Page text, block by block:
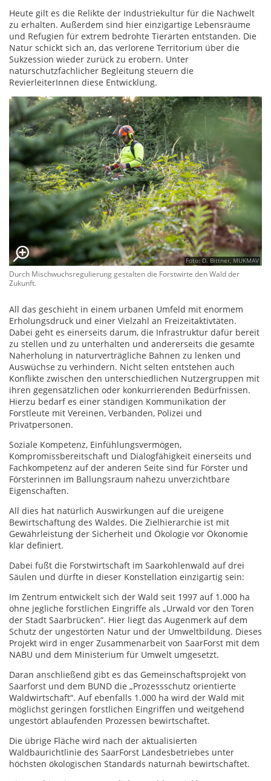
Heute gilt es die Relikte der Industriekultur für die Nachwelt
zu erhalten. Außerdem sind hier einzigartige Lebensräume
und Refugien für extrem bedrohte Tierarten entstanden. Die
Natur schickt sich an, das verlorene Territorium über die
Sukzession wieder zurück zu erobern. Unter
naturschutzfachlicher Begleitung steuern die
RevierleiterInnen diese Entwicklung.
Foto: D. Bittner, MUKMAV
Durch Mischwuchsregulierung gestalten die Forstwirte den Wald der
Zukunft.
All das geschieht in einem urbanen Umfeld mit enormem
Erholungsdruck und einer Vielzahl an Freizeitaktivtäten.
Dabei geht es einerseits darum, die Infrastruktur dafür bereit
zu stellen und zu unterhalten und andererseits die gesamte
Naherholung in naturverträgliche Bahnen zu lenken und
Auswüchse zu verhindern. Nicht selten entstehen auch
Konflikte zwischen den unterschiedlichen Nutzergruppen mit
ihren gegensätzlichen oder konkurrierenden Bedürfnissen.
Hierzu bedarf es einer ständigen Kommunikation der
Forstleute mit Vereinen, Verbänden, Polizei und
Privatpersonen.
Soziale Kompetenz, Einfühlungsvermögen,
Kompromissbereitschaft und Dialogfähigkeit einerseits und
Fachkompetenz auf der anderen Seite sind für Förster und
Försterinnen im Ballungsraum nahezu unverzichtbare
Eigenschaften.
All dies hat natürlich Auswirkungen auf die ureigene
Bewirtschaftung des Waldes. Die Zielhierarchie ist mit
Gewährleistung der Sicherheit und Ökologie vor Ökonomie
klar definiert.
Dabei fußt die Forstwirtschaft im Saarkohlenwald auf drei
Säulen und dürfte in dieser Konstellation einzigartig sein:
Im Zentrum entwickelt sich der Wald seit 1997 auf 1.000 ha
ohne jegliche forstlichen Eingriffe als „Urwald vor den Toren
der Stadt Saarbrücken“. Hier liegt das Augenmerk auf dem
Schutz der ungestörten Natur und der Umweltbildung. Dieses
Projekt wird in enger Zusammenarbeit von SaarForst mit dem
NABU und dem Ministerium für Umwelt umgesetzt.
Daran anschließend gibt es das Gemeinschaftsprojekt von
Saarforst und dem BUND die „Prozessschutz orientierte
Waldwirtschaft“. Auf ebenfalls 1.000 ha wird der Wald mit
möglichst geringen forstlichen Eingriffen und weitgehend
ungestört ablaufenden Prozessen bewirtschaftet.
Die übrige Fläche wird nach der aktualisierten
Waldbaurichtlinie des SaarForst Landesbetriebes unter
höchsten ökologischen Standards naturnah bewirtschaftet.